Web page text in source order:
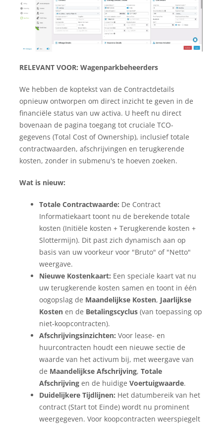
RELEVANT VOOR: Wagenparkbeheerders
We hebben de koptekst van de Contractdetails
opnieuw ontworpen om direct inzicht te geven in de
financiële status van uw activa. U heeft nu direct
bovenaan de pagina toegang tot cruciale TCO-
gegevens (Total Cost of Ownership), inclusief totale
contractwaarden, afschrijvingen en terugkerende
kosten, zonder in submenu's te hoeven zoeken.
Wat is nieuw:
Totale Contractwaarde: De Contract
Informatiekaart toont nu de berekende totale
kosten (Initiële kosten + Terugkerende kosten +
Slottermijn). Dit past zich dynamisch aan op
basis van uw voorkeur voor "Bruto" of "Netto"
weergave.
Nieuwe Kostenkaart: Een speciale kaart vat nu
uw terugkerende kosten samen en toont in één
oogopslag de Maandelijkse Kosten, Jaarlijkse
Kostenen de Betalingscyclus(van toepassing op
niet-koopcontracten).
Afschrijvingsinzichten: Voor lease- en
huurcontracten houdt een nieuwe sectie de
waarde van het activum bij, met weergave van
de Maandelijkse Afschrijving, Totale
Afschrijvingen de huidige Voertuigwaarde.
Duidelijkere Tijdlijnen: Het datumbereik van het
contract (Start tot Einde) wordt nu prominent
weergegeven. Voor koopcontracten weerspiegelt